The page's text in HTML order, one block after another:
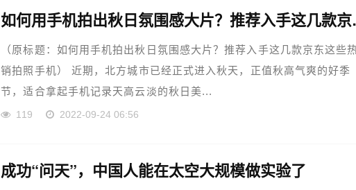
如何用手
（原标题：如何用手机拍出秋日氛围感大片？推荐入手这几款京东这些
销拍照手机） 近期，北方城市已经正式进入秋天，正值秋高气爽的好季
节，适合拿起手机记录天高云淡的秋日美...
119 2022-09-24 06:56
成功“问天”，中国人能在太空大规模做实验了